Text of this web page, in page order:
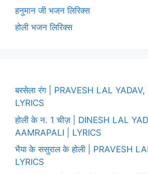
हनुमान जी भजन लिरिक्स
होली भजन लिरिक्स
बरसेला रंग | PRAVESH LAL YADAV,
LYRICS
होली के न. 1 चीज़ | DINESH LAL
AAMRAPALI | LYRICS
भैया के ससुराल के होली | PRAVESH
LYRICS